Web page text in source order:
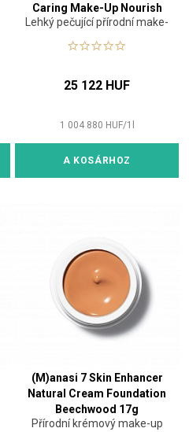
Caring Make-Up Nourish
25 ml
Lehký pečující přírodní make-
25 122 HUF
1 004 880 HUF/1
A KOSÁRHOZ
(M)anasi 7 Skin Enhancer
Natural Cream Foundation
Beechwood 17g
Přírodní krémový make-up